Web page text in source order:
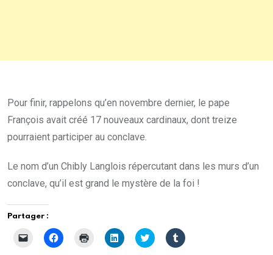
Pour finir, rappelons qu’en novembre dernier, le pape
François avait créé 17 nouveaux cardinaux, dont treize
pourraient participer au conclave.
Le nom d’un Chibly Langlois répercutant dans les murs d’un
conclave, qu’il est grand le mystère de la foi !
Partager :
C
l
C
l
C
l
C
l